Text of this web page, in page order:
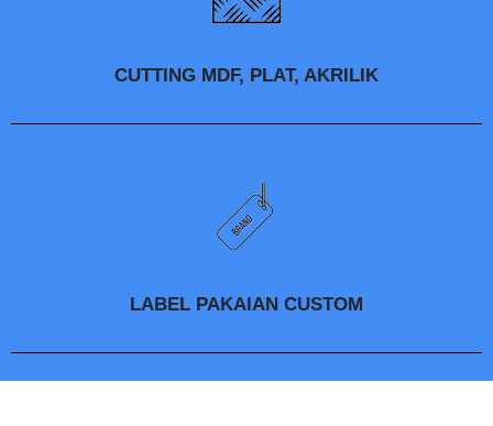
CUTTING MDF, PLAT, AKRILIK
LABEL PAKAIAN CUSTOM